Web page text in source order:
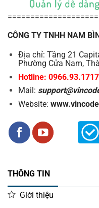
CÔNG TY TNHH NAM
Địa chỉ: Tầng 21
Phường Cửa Nam,
Hotline: 0966.93.1717
Mail:
Website:
THÔNG TIN
Giới thiệu